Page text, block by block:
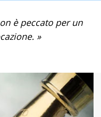
è peccato per un
»